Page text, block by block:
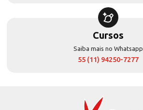
Cursos
Saiba mais no Whatsapp
55 (11) 94250-7277